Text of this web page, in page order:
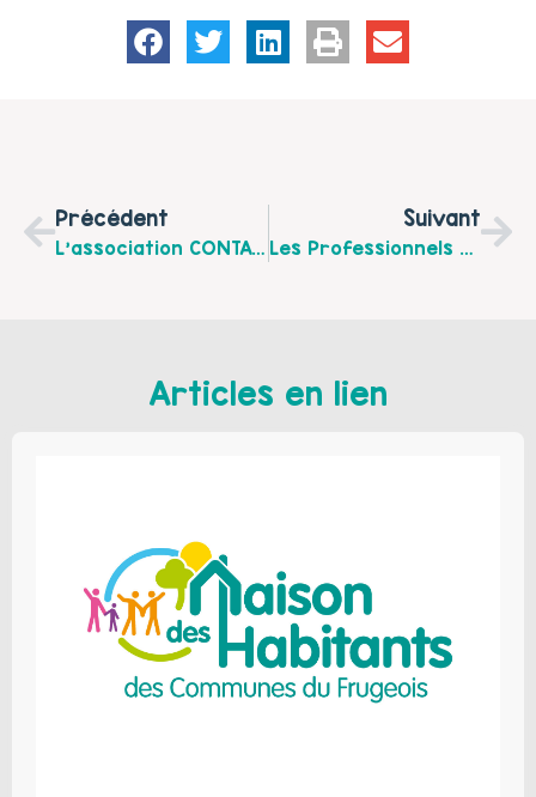
Précédent
L’association CONTACT Nord-Pas-De-Calais Vous Présente Les Actions À Venir Dans La Région…
Suivant
Les Professionnels Et Parents Du Collège De La Morinie Ont Signé La Charte De L’espace Parent Le 20 Octobre 2017
Articles en lien